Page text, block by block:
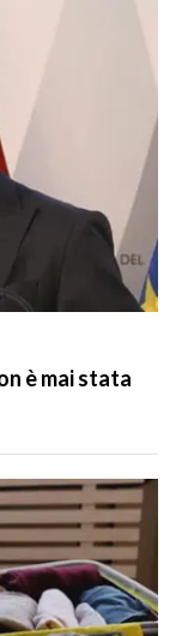
è mai stata